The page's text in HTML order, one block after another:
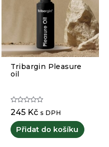
Hodnocení
0
5
Tribargin Pleasure
oil
245 Kč s DPH
Přidat do košíku